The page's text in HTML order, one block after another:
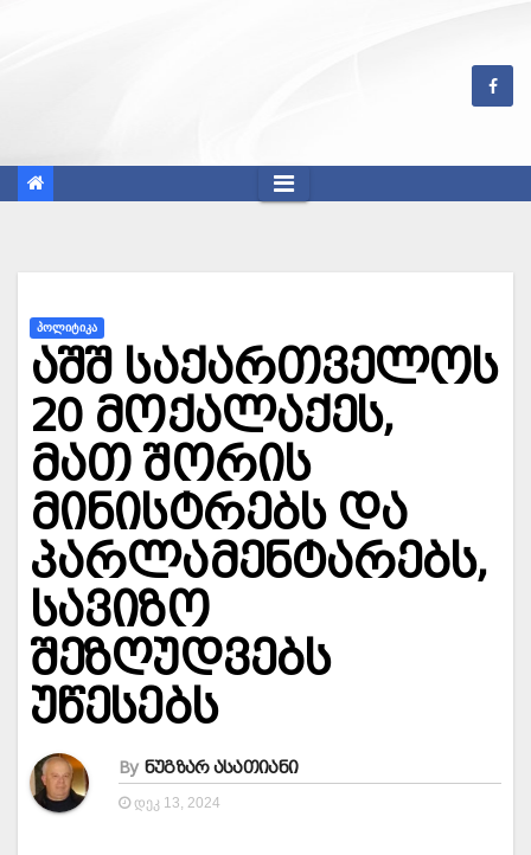
ᲞᲝᲚᲘᲢᲘᲙᲐ
აშშ საქართველოს
20 მოქალაქეს,
მათ შორის
მინისტრებს და
პარლამენტარებს,
სავიზო
შეზღუდვებს
უწესებს
By ნუგზარ ასათიანი
ᲓᲔᲙ 13, 2024